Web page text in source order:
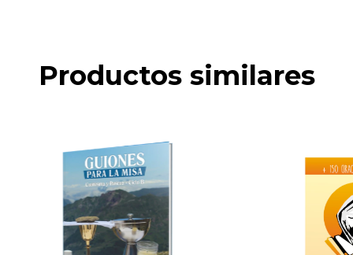
Productos similares